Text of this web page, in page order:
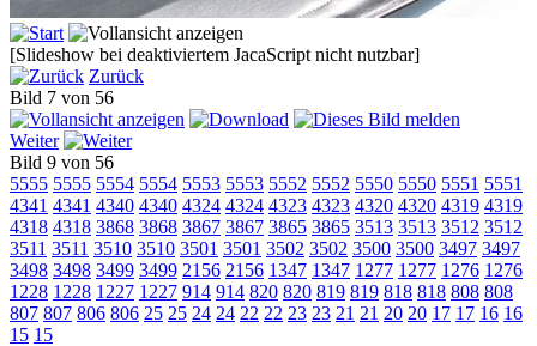
[Slideshow bei deaktiviertem JacaScript nicht nutzbar]
Zurück
Bild 7 von 56
Weiter
Bild 9 von 56
5555 5555 5554 5554 5553 5553 5552 5552 5550 5550 5551 5551
4341 4341 4340 4340 4324 4324 4323 4323 4320 4320 4319 4319
4318 4318 3868 3868 3867 3867 3865 3865 3513 3513 3512 3512
3511 3511 3510 3510 3501 3501 3502 3502 3500 3500 3497 3497
3498 3498 3499 3499 2156 2156 1347 1347 1277 1277 1276 1276
1228 1228 1227 1227 914 914 820 820 819 819 818 818 808 808
807 807 806 806 25 25 24 24 22 22 23 23 21 21 20 20 17 17 16 16
15 15